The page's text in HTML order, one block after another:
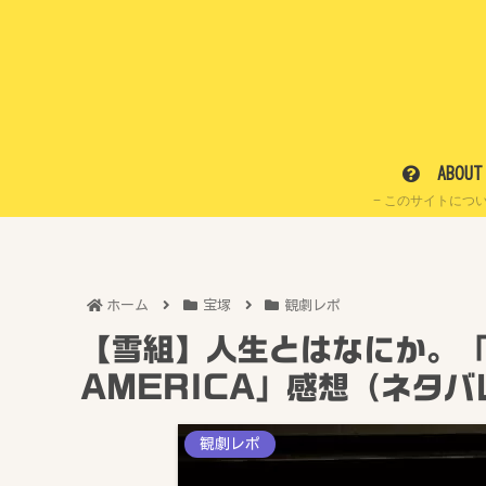
ABOUT
このサイトにつ
ホーム 宝塚 観劇レポ
【雪組】人生とはなに
AMERICA」感想（ネタバ
観劇レポ